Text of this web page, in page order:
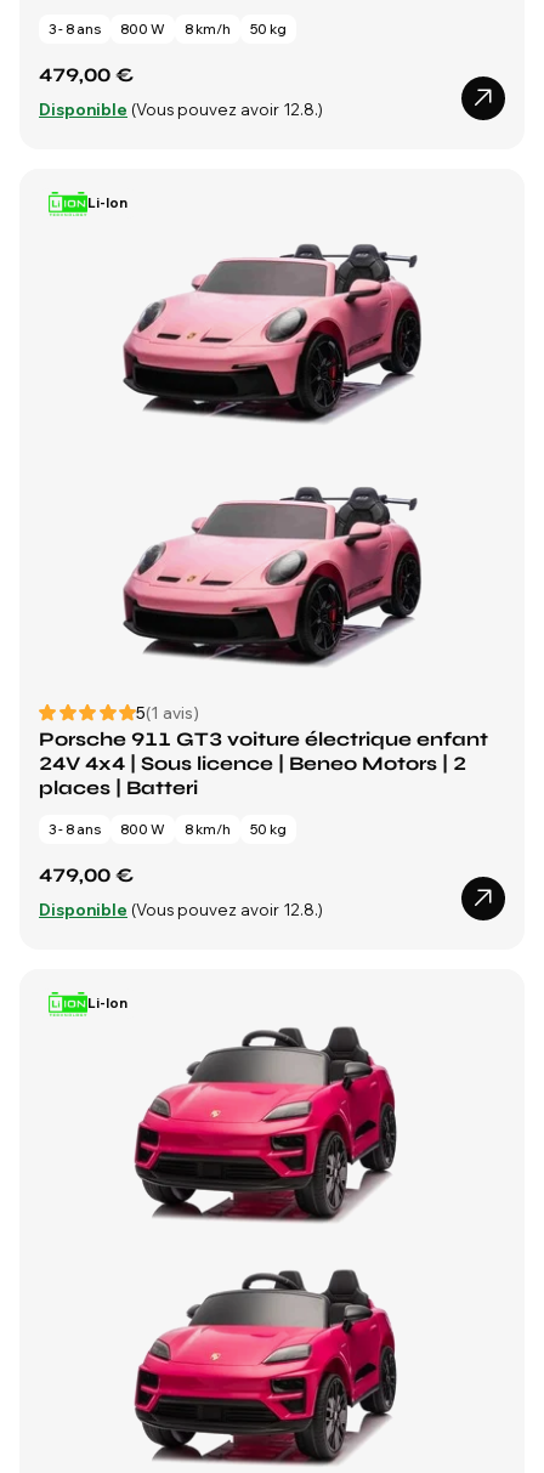
3 - 8 ans 800 W 8 km/h 50 kg
479,00 €
Disponible (Vous pouvez avoir 12.8.)
Li-Ion
5(1 avis)
Porsche 911 GT3 voiture électrique enfant
24V 4x4 | Sous licence | Beneo Motors | 2
places | Batteri
3 - 8 ans 800 W 8 km/h 50 kg
479,00 €
Disponible (Vous pouvez avoir 12.8.)
Li-Ion